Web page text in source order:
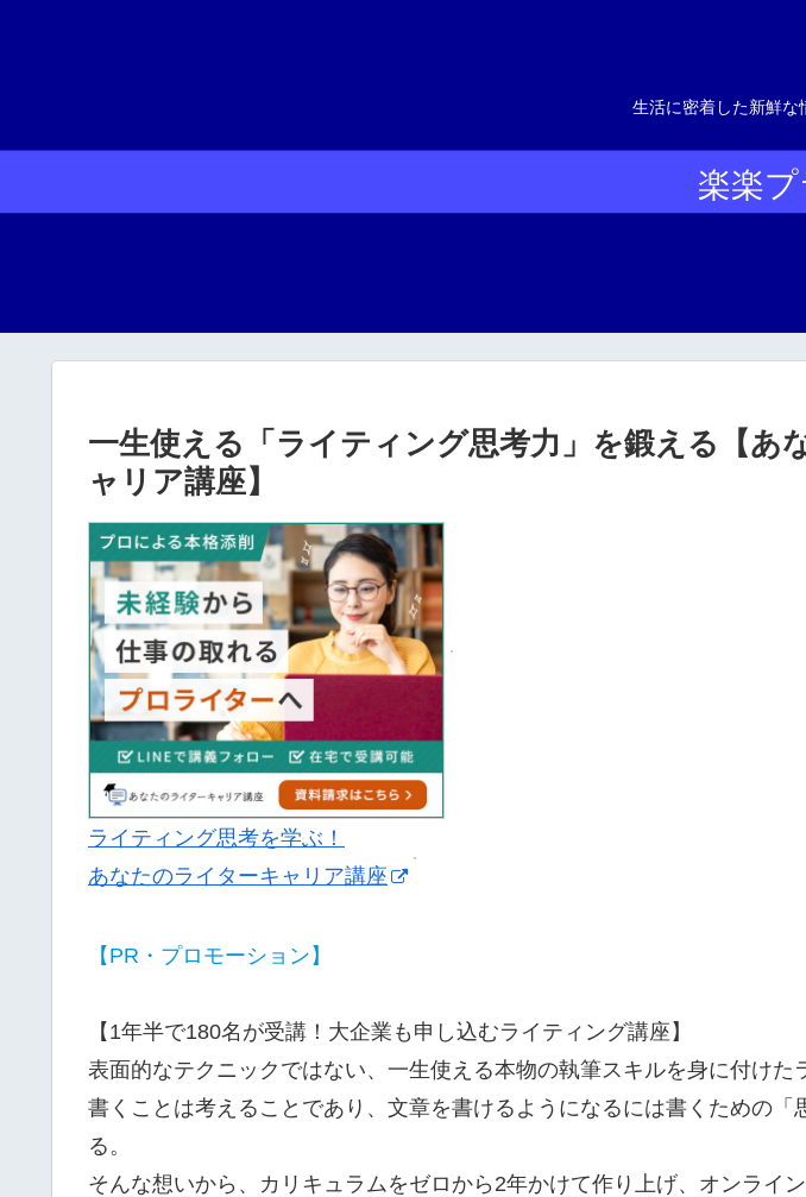
生活に密着した新鮮な
楽楽プ
一生使える「ライティング思考力」を鍛える【あ
ャリア講座】
ライティング思考を学ぶ！
あなたのライターキャリア講座
【PR・プロモーション】
【1年半で180名が受講！大企業も申し込むライティング講座】
表面的なテクニックではない、一生使える本物の執筆スキルを身に付けた
書くことは考えることであり、文章を書けるようになるには書くための「
る。
そんな想いから、カリキュラムをゼロから2年かけて作り上げ、オンライ